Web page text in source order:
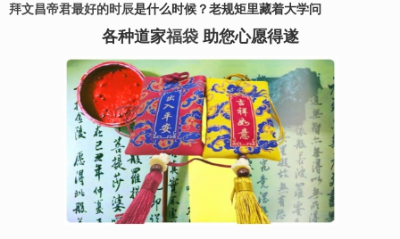
拜文昌帝君最好的时辰是什么时候？老规矩里藏着大学问
各种道家福袋助您心愿得遂